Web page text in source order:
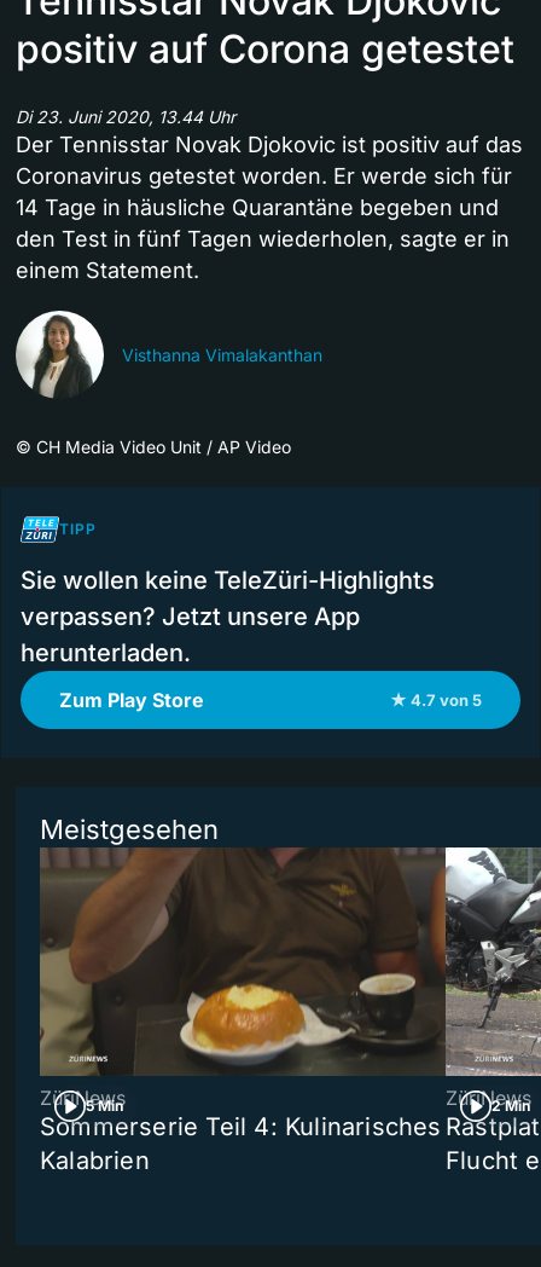
positiv auf Corona getestet
Di 23. Juni 2020, 13.44 Uhr
Der Tennisstar Novak Djokovic ist positiv auf das
Coronavirus getestet worden. Er werde sich für
14 Tage in häusliche Quarantäne begeben und
den Test in fünf Tagen wiederholen, sagte er in
einem Statement.
Visthanna Vimalakanthan
© CH Media Video Unit / AP Video
TIPP
Sie wollen keine TeleZüri-Highlights
verpassen? Jetzt unsere App
herunterladen.
Zum Play Store ★ 4.7 von 5
Meistgesehen
5 Min
ZüriNews
Sommerserie Teil 4: Kulinarisches
Kalabrien
2 Min
ZüriNews
Flucht